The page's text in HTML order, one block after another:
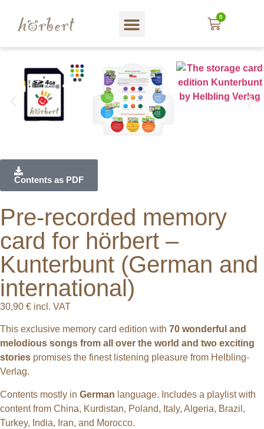
0
Contents as PDF
Pre-recorded memory
card for hörbert –
Kunterbunt (German and
international)
30,90 € incl. VAT
This exclusive memory card edition with 70 wonderful and
melodious songs from all over the world and two exciting
stories promises the finest listening pleasure from Helbling-
Verlag.
Contents mostly in German language. Includes a playlist with
content from China, Kurdistan, Poland, Italy, Algeria, Brazil,
Turkey, India, Iran, and Morocco.